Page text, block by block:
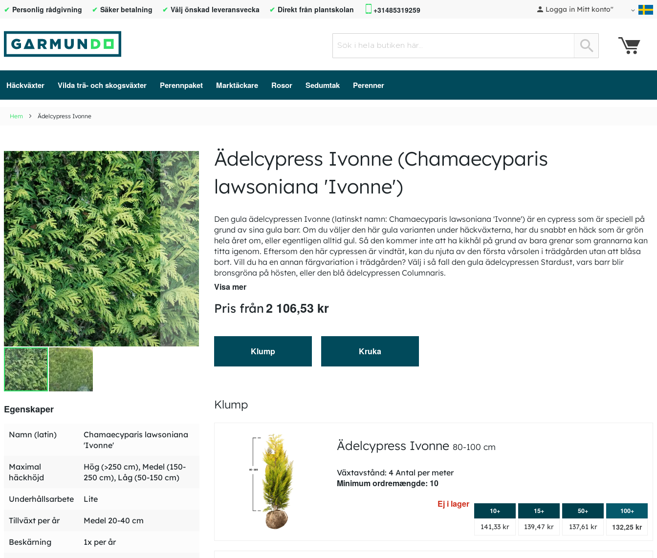
Logga in Mitt konto"
Hoppa
innehållet
Personlig rådgivning Säker betalning Välj önskad leveransvecka Direkt från plantskolan +31485319259
Häckväxter Vilda trä- och skogsväxter Perennpaket Marktäckare Rosor Sedumtak Perenner
Hem Ädelcypress Ivonne
Ädelcypress Ivonne (Chamaecyparis
lawsoniana 'Ivonne')
Den gula ädelcypressen Ivonne (latinskt namn: Chamaecyparis lawsoniana 'Ivonne') är en cypress som är speciell på
grund av sina gula barr. Om du väljer den här gula varianten under häckväxterna, har du snabbt en häck som är grön
hela året om, eller egentligen alltid gul. Så den kommer inte att ha kikhål på grund av bara grenar som grannarna kan
titta igenom. Eftersom den här cypressen är vindtät, kan du njuta av den första vårsolen i trädgården utan att blåsa
bort. Vill du ha en annan färgvariation i trädgården? Välj i så fall den gula ädelcypressen Stardust, vars barr blir
bronsgröna på hösten, eller den blå ädelcypressen Columnaris.
Visa mer
Hoppa
till
slutet
av
bildgalleriet
Egenskaper
information
Namn (latin)
Chamaecyparis lawsoniana
'Ivonne'
Maximal
häckhöjd
Hög (>250 cm), Medel (150-
250 cm), Låg (50-150 cm)
Underhållsarbete Lite
Tillväxt per år Medel 20-40 cm
Beskärning 1x per år
Pris från2 106,53 kr
Klump Kruka
Klump
Ädelcypress Ivonne 80-100 cm
Växtavstånd: 4 Antal per meter
Minimum ordremængde: 10
10+
141,33 kr
15+
139,47 kr
50+
137,61 kr
100+
132,25 kr
Ej i lager